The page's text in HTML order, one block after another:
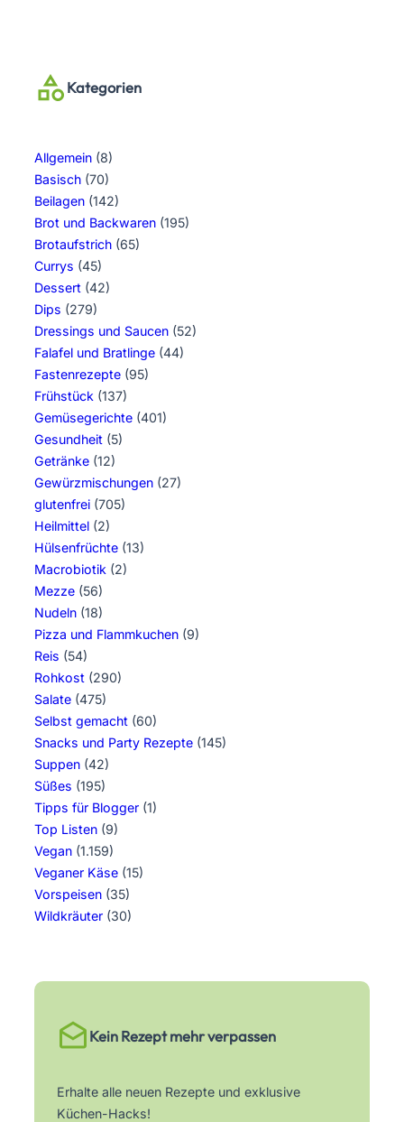
Kategorien
Allgemein (8)
Basisch (70)
Beilagen (142)
Brot und Backwaren (195)
Brotaufstrich (65)
Currys (45)
Dessert (42)
Dips (279)
Dressings und Saucen (52)
Falafel und Bratlinge (44)
Fastenrezepte (95)
Frühstück (137)
Gemüsegerichte (401)
Gesundheit (5)
Getränke (12)
Gewürzmischungen (27)
glutenfrei (705)
Heilmittel (2)
Hülsenfrüchte (13)
Macrobiotik (2)
Mezze (56)
Nudeln (18)
Pizza und Flammkuchen (9)
Reis (54)
Rohkost (290)
Salate (475)
Selbst gemacht (60)
Snacks und Party Rezepte (145)
Suppen (42)
Süßes (195)
Tipps für Blogger (1)
Top Listen (9)
Vegan (1.159)
Veganer Käse (15)
Vorspeisen (35)
Wildkräuter (30)
Kein Rezept mehr verpassen
Erhalte alle neuen Rezepte und exklusive
Küchen-Hacks!